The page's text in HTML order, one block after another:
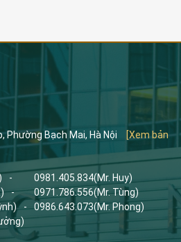
Phường Bạch Mai, Hà Nội
[Xem bản
- 0981.405.834(Mr. Huy)
- 0971.786.556(Mr. Tùng)
- 0986.643.073(Mr. Phong)